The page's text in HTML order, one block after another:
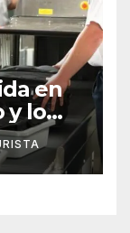
en
y lo